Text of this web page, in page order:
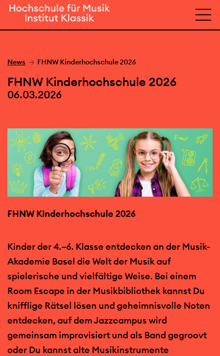
News FHNW Kinderhochschule 2026
FHNW Kinderhochschule 2026
06.03.2026
FHNW Kinderhochschule 2026
Kinder der 4.–6. Klasse entdecken an der Musik-
Akademie Basel die Welt der Musik auf
spielerische und vielfältige Weise. Bei einem
Room Escape in der Musikbibliothek kannst Du
knifflige Rätsel lösen und geheimnisvolle Noten
entdecken, auf dem Jazzcampus wird
gemeinsam improvisiert und als Band gegroovt
oder Du kannst alte Musikinstrumente